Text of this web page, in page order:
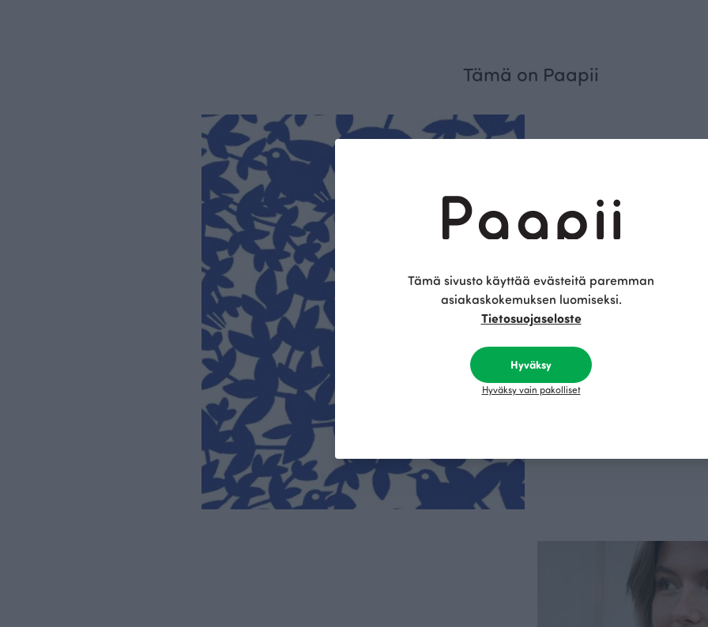
Tämä on Paapii
Kestä
Olemme aidosti
kotimainen
vain GOTS- ja
luomupuuvillaa ja
kaikki vaatteet
kertoo Avainlippu-
Tämä sivusto käyttää evästeitä paremman
asiakaskokemuksen luomiseksi.
Tietosuojaseloste
Hyväksy
Hyväksy vain pakolliset